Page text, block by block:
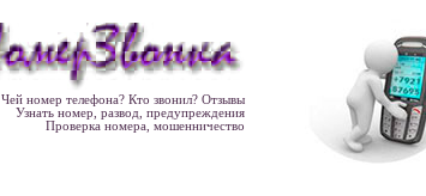
Чей номер телефона? Кто звонил? Отзывы
Узнать номер, развод, предупреждения
Проверка номера, мошенничество